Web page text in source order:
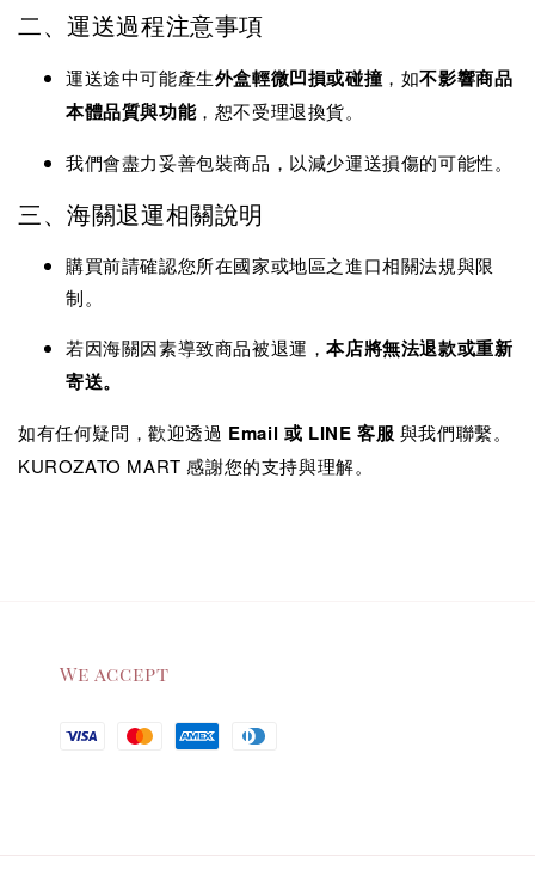
二、運送過程注意事項
運送途中可能產生外盒輕微凹損或碰撞 ，如不影響商品
本體品質與功能，恕不受理退換貨。
我們會盡力妥善包裝商品，以減少運送損傷的可能性。
三、海關退運相關說明
購買前請確認您所在國家或地區之進口相關法規與限
制。
若因海關因素導致商品被退運，本店將無法退款或重新
寄送。
如有任何疑問，歡迎透過 Email 或 LINE 客服 與我們聯繫。
KUROZATO MART 感謝您的支持與理解。
We accept